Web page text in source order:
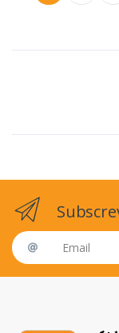
Email address